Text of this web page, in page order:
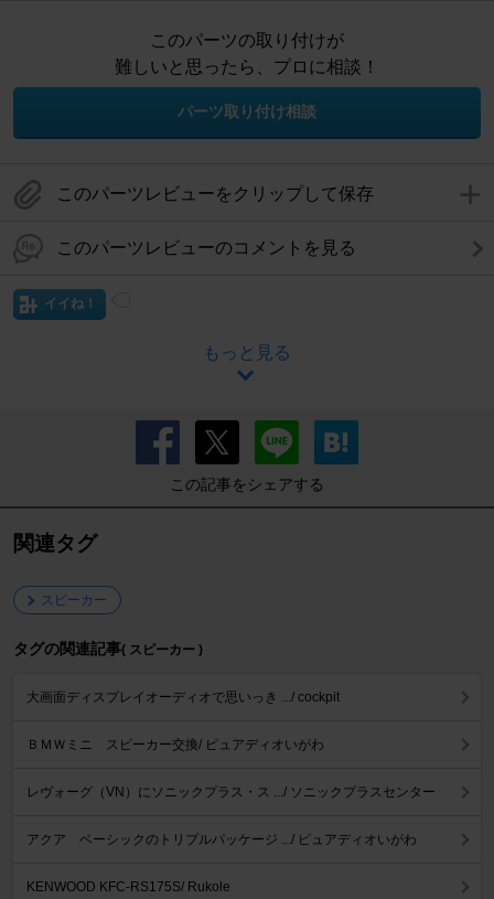
このパーツの取り付けが
難しいと思ったら、プロに相談！
パーツ取り付け相談
このパーツレビューをクリップして保存
このパーツレビューのコメントを見る
イイね！
もっと見る
この記事をシェアする
関連タグ
スピーカー
タグの関連記事( スピーカー )
大画面ディスプレイオーディオで思いっき .../ cockpit
ＢＭＷミニ スピーカー交換/ ピュアディオいがわ
レヴォーグ（VN）にソニックプラス・ス .../ ソニックプラスセンター
アクア ベーシックのトリプルパッケージ .../ ピュアディオいがわ
KENWOOD KFC-RS175S/ Rukole